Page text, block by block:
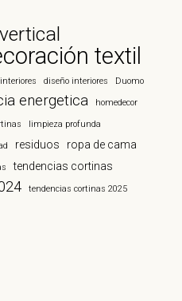
textil
diseño interiores Duomo
energetica homedecor
limpieza profunda
residuos ropa de cama
tendencias cortinas
tendencias cortinas 2025